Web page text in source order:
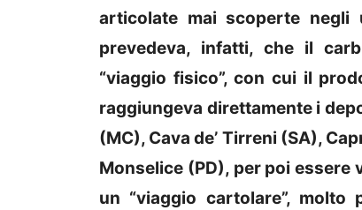
articolate mai scoperte
prevedeva, infatti, che il
“viaggio fisico”, con cui il
raggiungeva direttamente i
(MC), Cava de’ Tirreni (SA),
Monselice (PD), per poi
un “viaggio cartolare”,